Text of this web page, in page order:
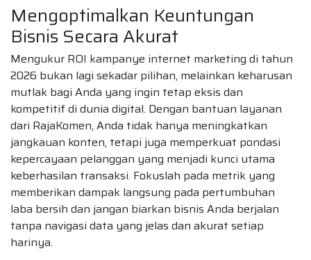
Mengoptimalkan Keuntungan
Bisnis Secara Akurat
Mengukur ROI kampanye internet marketing di tahun
2026 bukan lagi sekadar pilihan, melainkan keharusan
mutlak bagi Anda yang ingin tetap eksis dan
kompetitif di dunia digital. Dengan bantuan layanan
dari RajaKomen, Anda tidak hanya meningkatkan
jangkauan konten, tetapi juga memperkuat pondasi
kepercayaan pelanggan yang menjadi kunci utama
keberhasilan transaksi. Fokuslah pada metrik yang
memberikan dampak langsung pada pertumbuhan
laba bersih dan jangan biarkan bisnis Anda berjalan
tanpa navigasi data yang jelas dan akurat setiap
harinya.